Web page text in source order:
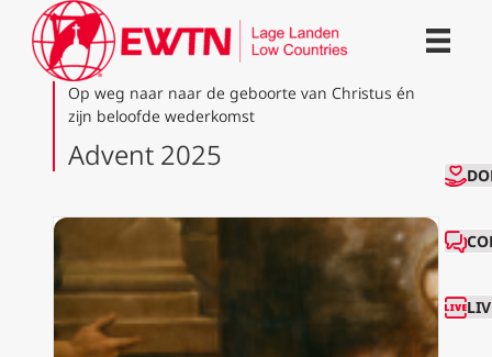
Op weg naar naar de geboorte van Christus én
zijn beloofde wederkomst
Advent 2025